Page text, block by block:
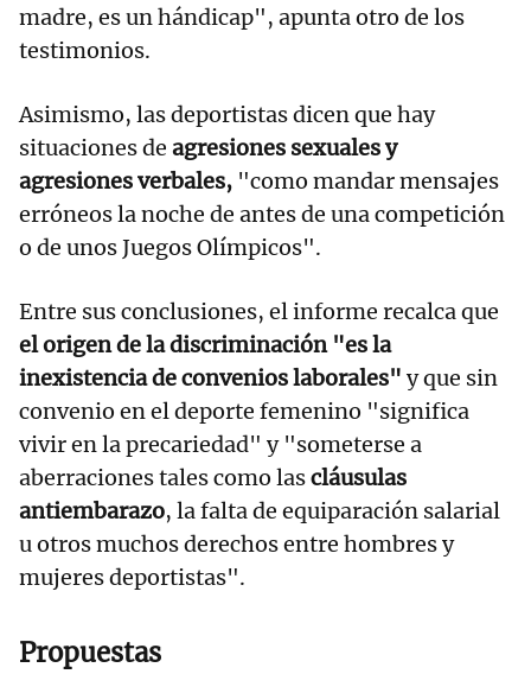
madre, es un hándicap", apunta otro de los
testimonios.
Asimismo, las deportistas dicen que hay
situaciones de agresiones sexuales y
agresiones verbales, "como mandar mensajes
erróneos la noche de antes de una competición
o de unos Juegos Olímpicos".
Entre sus conclusiones, el informe recalca que
el origen de la discriminación "es la
inexistencia de convenios laborales" y que sin
convenio en el deporte femenino "significa
vivir en la precariedad" y "someterse a
aberraciones tales como lascláusulas
antiembarazo, la falta de equiparación salarial
u otros muchos derechos entre hombres y
mujeres deportistas".
Propuestas